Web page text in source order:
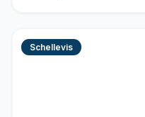
Schellevis